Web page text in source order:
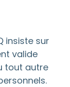
insiste sur
valide
tout autre